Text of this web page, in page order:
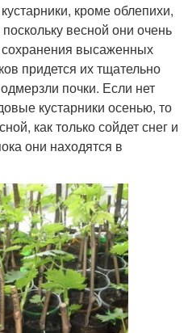
кроме облепихи,
весной они очень
сохранения высаженных
придется их тщательно
почки. Если нет
кустарники осенью, то
как только сойдет снег и
они находятся в